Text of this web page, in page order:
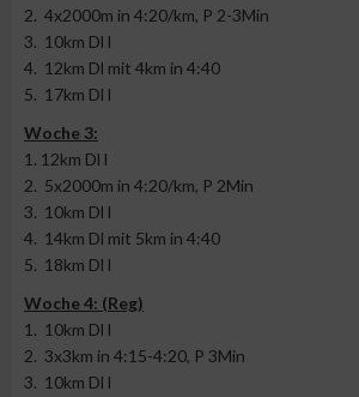
2. 4x2000m in 4:20/km, P 2-3Min
3. 10km Dl l
4. 12km Dl mit 4km in 4:40
5. 17km Dl l
Woche 3:
1. 12km Dl l
2. 5x2000m in 4:20/km, P 2Min
3. 10km Dl l
4. 14km Dl mit 5km in 4:40
5. 18km Dl l
Woche 4: (Reg)
1. 10km Dl l
2. 3x3km in 4:15-4:20, P 3Min
3. 10km Dl l